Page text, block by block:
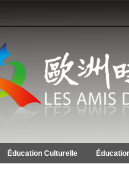
Éducation Culturelle